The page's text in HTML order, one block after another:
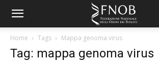
Home Tags Mappa genoma virus
Tag: mappa genoma virus